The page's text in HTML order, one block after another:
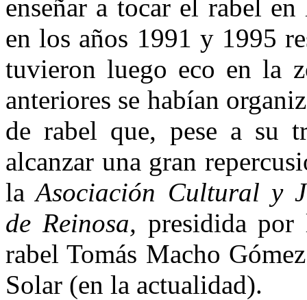
enseñar a to­car el rabel
en los años 1991 y 1995
tuvieron luego eco en la
anteriores se habían
de rabel que, pese a su
alcanzar una gran
la Asociación Cultural y
de Reinosa, presidida por
rabel Tomás Macho
Solar (en la actualidad).